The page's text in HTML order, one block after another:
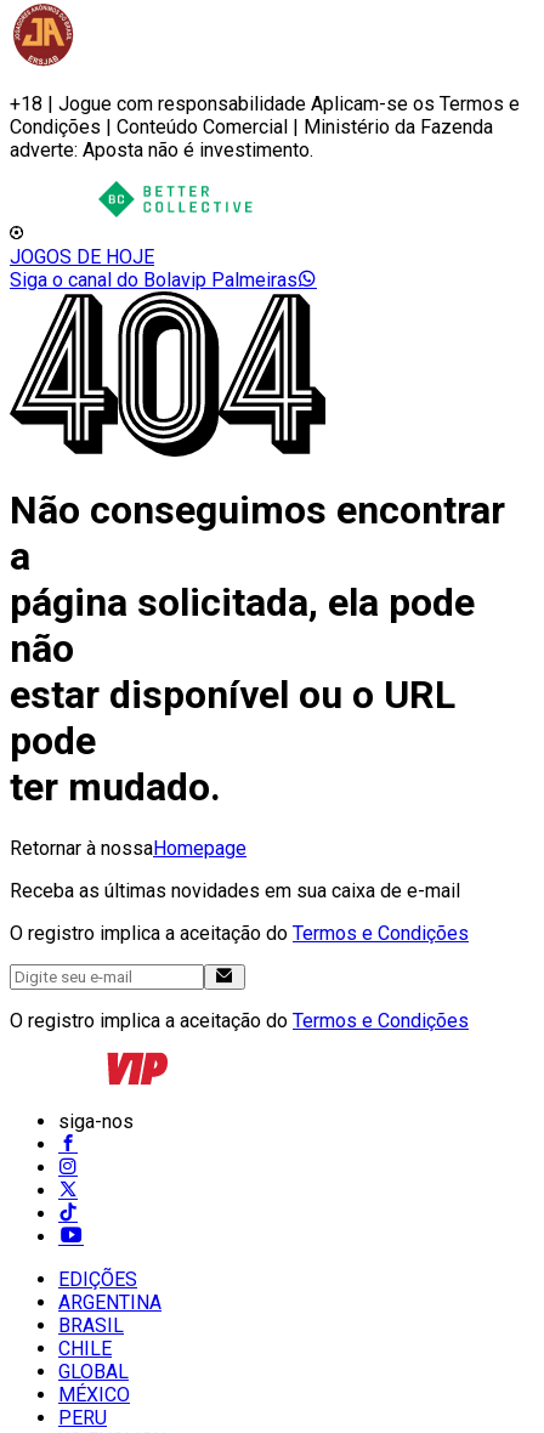
+18 | Jogue com responsabilidade Aplicam-se os Termos e
Condições | Conteúdo Comercial | Ministério da Fazenda
adverte: Aposta não é investimento.
JOGOS DE HOJE
Siga o canal do Bolavip Palmeiras
Não conseguimos encontrar
a
página solicitada, ela pode
não
estar disponível ou o URL
pode
ter mudado.
Retornar à nossaHomepage
Receba as últimas novidades em sua caixa de e-mail
O registro implica a aceitação do Termos e Condições
O registro implica a aceitação do Termos e Condições
siga-nos
EDIÇÕES
ARGENTINA
BRASIL
CHILE
GLOBAL
MÉXICO
PERU